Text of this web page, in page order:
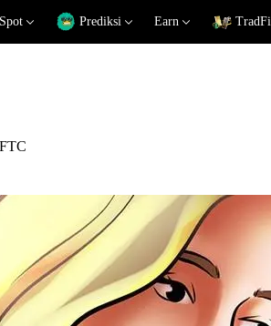
Spot Prediksi Earn TradFi